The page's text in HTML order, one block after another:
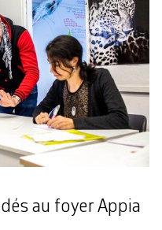
au foyer Appia